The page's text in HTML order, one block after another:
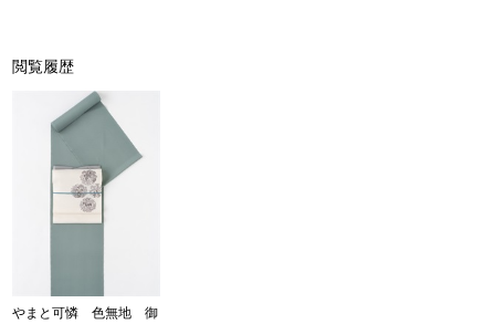
閲覧履歴
やまと可憐 色無地 御